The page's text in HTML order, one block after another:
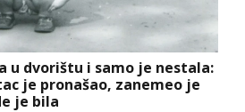
u dvorištu i samo je nestala:
je pronašao, zanemeo je
je bila